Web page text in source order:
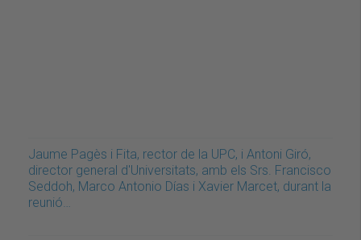
Jaume Pagès i Fita, rector de la UPC, i Antoni Giró,
director general d'Universitats, amb els Srs. Francisco
Seddoh, Marco Antonio Días i Xavier Marcet, durant la
reunió…